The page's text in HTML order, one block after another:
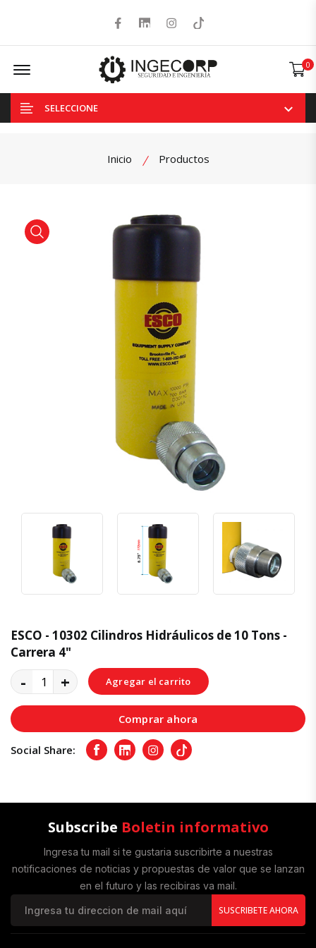
FacebookLinkedInInstagram
Tiktok
Offcanvas Menu Open 0
SELECCIONE
Inicio Productos
product view
ESCO - 10302 Cilindros Hidráulicos de 10 Tons -
Carrera 4"
- + Agregar el carrito
Comprar ahora
Social Share: FacebookLinkedInInstagramTiktok
Subscribe Boletin informativo
Ingresa tu mail si te gustaria suscribirte a nuestras
notificaciones de noticias y propuestas de valor que se lanzan
en el futuro y las recibiras va mail.
SUSCRIBETE AHORA